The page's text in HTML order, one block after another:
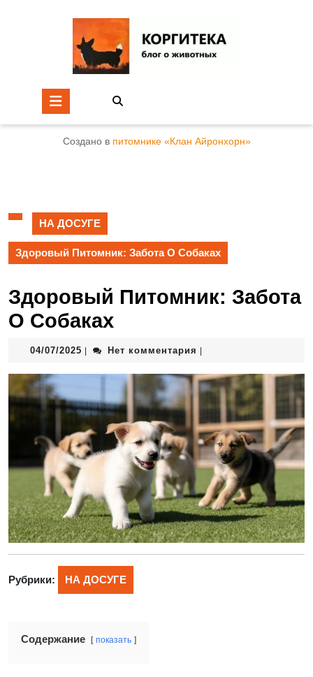
Создано в питомнике «Клан Айронхорн»
НА ДОСУГЕ
Здоровый Питомник: Забота О Собаках
Здоровый Питомник: Забота
О Собаках
04/07/2025 Нет комментария
Рубрики: НА ДОСУГЕ
Содержание показать